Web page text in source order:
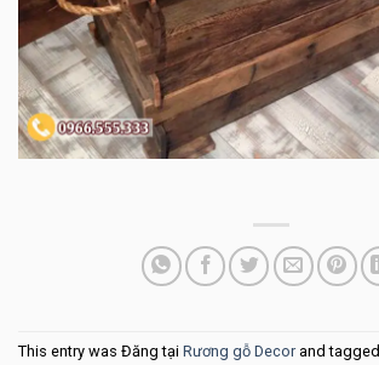
This entry was Đăng tại Rương gỗ Decor and tagged